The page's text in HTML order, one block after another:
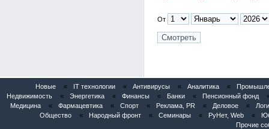
От
Новые « IT технологии « Антивирусы « Аналитика «
Недвижимость
« Энергетика « Финансы « Банки « Пенсионный фонд
Медицина
« Фармацевтика « Спорт « Реклама, PR « Деловое «
Общество
« Народный фронт « Семинары « РуНет, Web «
Прочие